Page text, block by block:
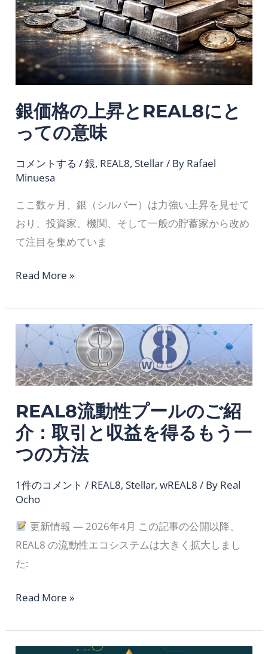
い
る
銀価格の上昇とREAL8にと
っての意味
コメントする /銀, REAL8,Stellar/ By Rafael
Minuesa
ここ数ヶ月、銀（シルバー）は力強い上昇を見せて
おり、投資家、機関、そして一般の貯蓄家から改め
て注目を集めていま
昇
と
REAL8
に
と
っ
て
の
意
味
Read More »
REAL8流動性プールのご紹
介：取引と収益を得るもう一
つの方法
1件のコメント / REAL8,Stellar,wREAL8 / By Real
Ocho
更新情報 — 2026年4月 この記事の公開以降、
REAL8 の流動性エコシステムは大きく拡大しまし
た:
動
性
ー
ル
の
ご
紹
介：
取
引
と
益
得
Read More »